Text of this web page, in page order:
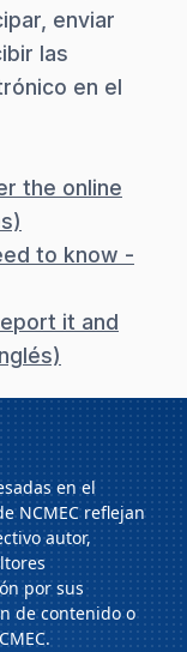
enviar
las
en el
the online
to know -
it and
en el
NCMEC reflejan
autor,
por sus
de contenido o